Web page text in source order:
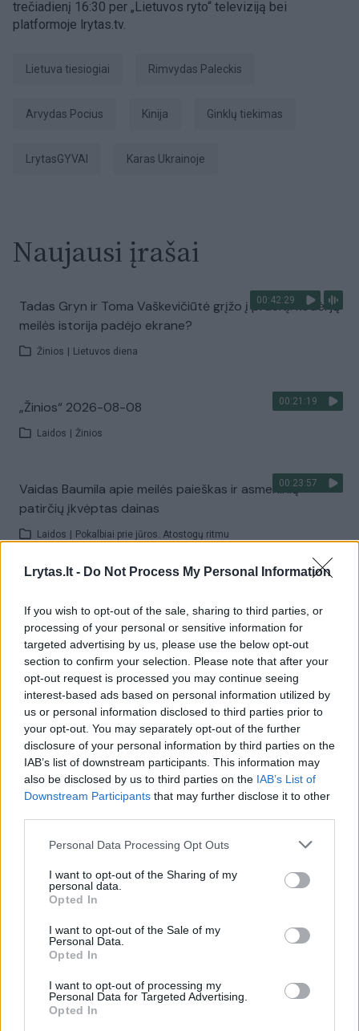
Lrytas.lt - Do Not Process My Personal Information
If you wish to opt-out of the sale, sharing to third parties, or
processing of your personal or sensitive information for
targeted advertising by us, please use the below opt-out
section to confirm your selection. Please note that after your
opt-out request is processed you may continue seeing
interest-based ads based on personal information utilized by
us or personal information disclosed to third parties prior to
your opt-out. You may separately opt-out of the further
disclosure of your personal information by third parties on the
IAB’s list of downstream participants. This information may
also be disclosed by us to third parties on the IAB’s List of
Downstream Participants that may further disclose it to other
Personal Data Processing Opt Outs
I want to opt-out of the Sharing of my
personal data.
Opted In
I want to opt-out of the Sale of my
Personal Data.
Opted In
I want to opt-out of processing my
Personal Data for Targeted Advertising.
Opted In
trečiadienį 16:30 per „Lietuvos ryto“ televiziją bei
platformoje lrytas.tv.
Lietuva tiesiogiai Rimvydas Paleckis
Arvydas Pocius Kinija ginklų tiekimas
LrytasGYVAI karas Ukrainoje
Naujausi įrašai
00:42:29
Tadas Gryn ir Toma Vaškevičiūtė grįžo į praeitį: kodėl jų
meilės istorija padėjo ekrane?
Žinios Lietuvos diena
00:21:19
„Žinios“ 2026-08-08
Laidos Žinios
00:23:57
Vaidas Baumila apie meilės paieškas ir asmeninių
patirčių įkvėptas dainas
Laidos Pokalbiai prie jūros. Atostogų ritmu
pastebėti virš karinės bazės
Pasaulis
Visi įrašai
Žiūrimiausi įrašai
00:00:30
Vaizdai iš tragiškos avarijos Vilniaus r.: dviejų moterų ir
vaiko gyvybių išgelbėti nepavyko
Žinios
Savaitės vidurys nusimato karštas: temperatūra kils iki
32 laipsnių šilumos